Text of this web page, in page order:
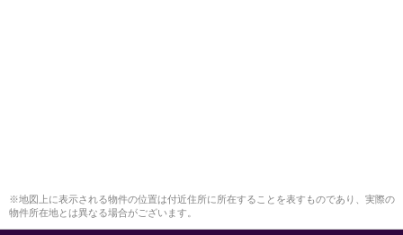
※地図上に表示される物件の位置は付近住所に所在することを表すものであり、実際の
物件所在地とは異なる場合がございます。